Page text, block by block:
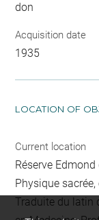
don
Acquisition date
1935
LOCATION OF
Current location
Réserve
Physique
Traduite du latin